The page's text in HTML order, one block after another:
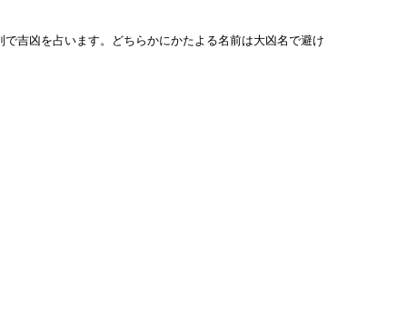
吉凶を占います。どちらかにかたよる名前は大凶名で避け